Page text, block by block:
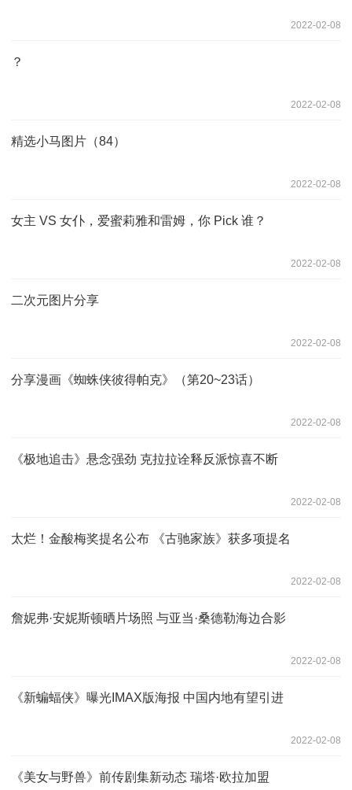
2022-02-08
？
2022-02-08
精选小马图片（84）
2022-02-08
女主 VS 女仆，爱蜜莉雅和雷姆，你 Pick 谁？
2022-02-08
二次元图片分享
2022-02-08
分享漫画《蜘蛛侠彼得帕克》（第20~23话）
2022-02-08
《极地追击》悬念强劲 克拉拉诠释反派惊喜不断
2022-02-08
太烂！金酸梅奖提名公布 《古驰家族》获多项提名
2022-02-08
詹妮弗·安妮斯顿晒片场照 与亚当·桑德勒海边合影
2022-02-08
《新蝙蝠侠》曝光IMAX版海报 中国内地有望引进
2022-02-08
《美女与野兽》前传剧集新动态 瑞塔·欧拉加盟